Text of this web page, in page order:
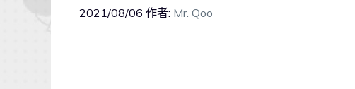
2021/08/06 作者: Mr. Qoo